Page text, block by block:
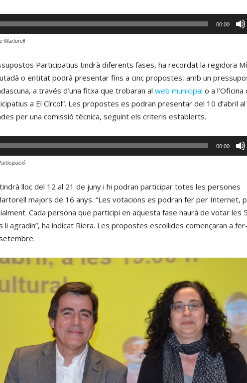
00:00
Martorell
Participatius tindrà diferents fases, ha recordat la regidora
o entitat podrà presentar fins a cinc propostes, amb un
a través d’una fitxa que trobaran al web municipal o a l’Oficina
a El Círcol”. Les propostes es podran presentar del 10 d’abril
per una comissió tècnica, seguint els criteris establerts.
00:00
lloc del 12 al 21 de juny i hi podran participar totes les persones
majors de 16 anys. “Les votacions es podran fer per Internet,
Cada persona que participi en aquesta fase haurà de votar les 5
agradin”, ha indicat Riera. Les propostes escollides començaran a